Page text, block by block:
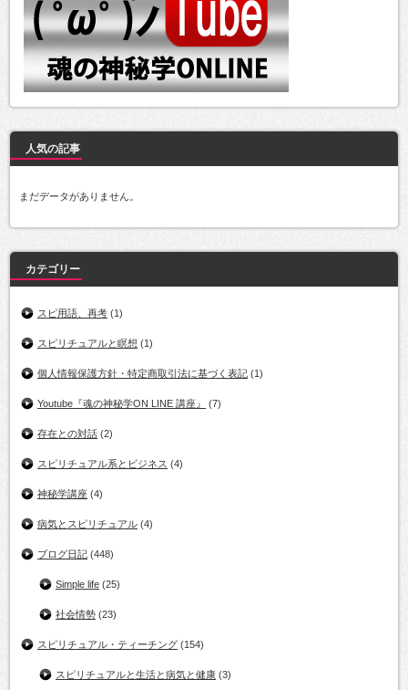
人気の記事
まだデータがありません。
カテゴリー
スピ用語、再考 (1)
スピリチュアルと瞑想 (1)
個人情報保護方針・特定商取引法に基づく表記 (1)
Youtube『魂の神秘学ON LINE 講座』 (7)
存在との対話 (2)
スピリチュアル系とビジネス (4)
神秘学講座 (4)
病気とスピリチュアル (4)
ブログ日記 (448)
Simple life (25)
社会情勢 (23)
スピリチュアル・ティーチング (154)
スピリチュアルと生活と病気と健康 (3)